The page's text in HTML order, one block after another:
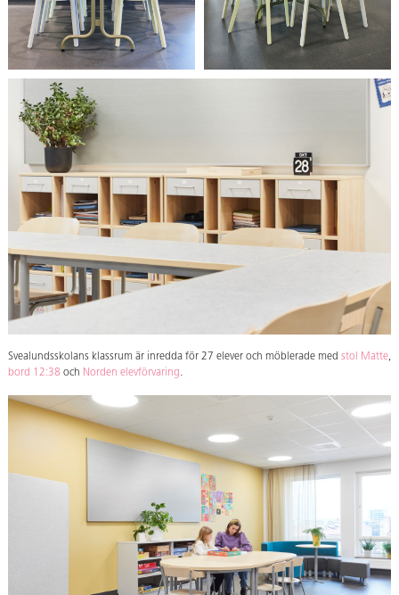
Svealundsskolans klassrum är inredda för 27 elever och möblerade med stol Matte,
bord 12:38 och Norden elevförvaring.